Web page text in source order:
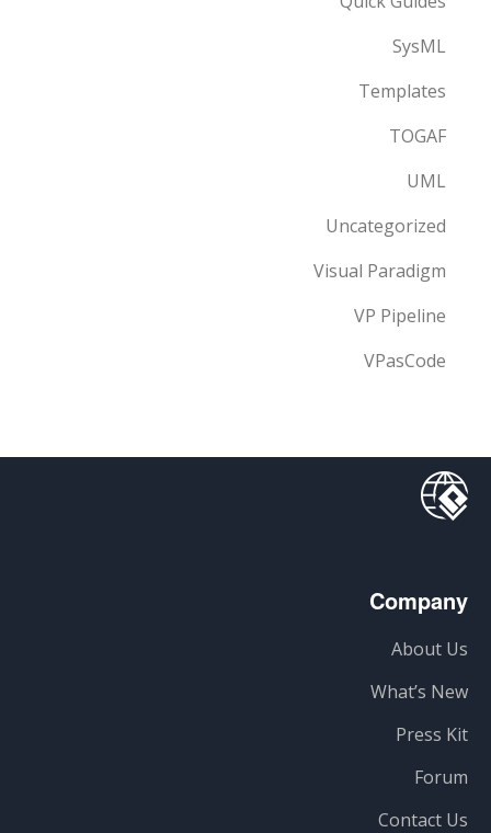
SysML
Templates
TOGAF
UML
Uncategorized
Visual Paradigm
VP Pipeline
VPasCode
Company
About Us
What’s New
Press Kit
Forum
Contact Us